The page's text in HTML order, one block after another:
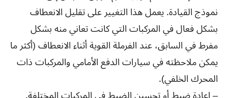
نموذج القيادة. يعمل هذا التغيير على تقليل الانعطاف
بشكل فعال في المركبات التي كانت تعاني منه بشكل
مفرط في السابق، عند الفرملة القوية أثناء الانعطاف (أكثر ما
يمكن ملاحظته في سيارات الدفع الأمامي والمركبات ذات
المحرك الخلفي).